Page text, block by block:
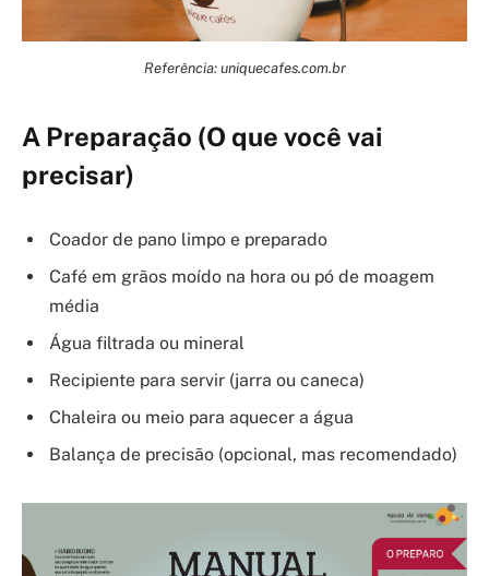
Referência: uniquecafes.com.br
A Preparação (O que você vai
precisar)
Coador de pano limpo e preparado
Café em grãos moído na hora ou pó de moagem
média
Água filtrada ou mineral
Recipiente para servir (jarra ou caneca)
Chaleira ou meio para aquecer a água
Balança de precisão (opcional, mas recomendado)